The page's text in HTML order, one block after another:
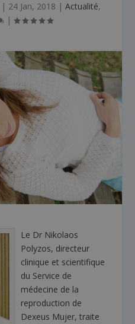
24 Jan, 2018 | Actualité,
|
Le Dr Nikolaos
Polyzos, directeur
clinique et scientifique
du Service de
médecine de la
reproduction de
Dexeus Mujer, traite